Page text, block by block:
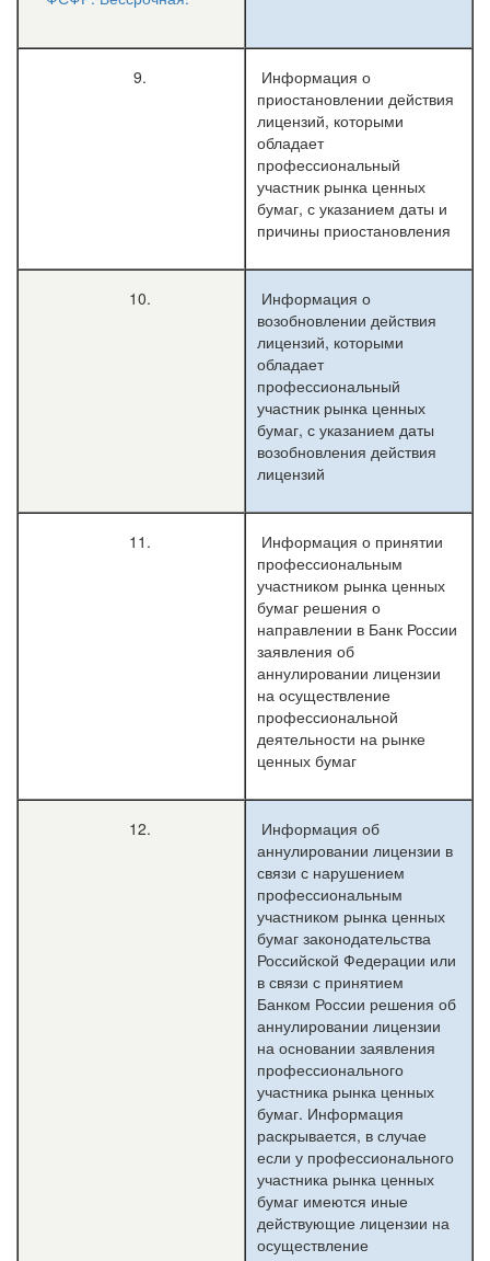
9.
Информация о
приостановлении действия
лицензий, которыми
обладает
профессиональный
участник рынка ценных
бумаг, с указанием даты и
причины приостановления
10.
Информация о
возобновлении действия
лицензий, которыми
обладает
профессиональный
участник рынка ценных
бумаг, с указанием даты
возобновления действия
лицензий
11.
Информация о принятии
профессиональным
участником рынка ценных
бумаг решения о
направлении в Банк России
заявления об
аннулировании лицензии
на осуществление
профессиональной
деятельности на рынке
ценных бумаг
12.
Информация об
аннулировании лицензии в
связи с нарушением
профессиональным
участником рынка ценных
бумаг законодательства
Российской Федерации или
в связи с принятием
Банком России решения об
аннулировании лицензии
на основании заявления
профессионального
участника рынка ценных
бумаг. Информация
раскрывается, в случае
если у профессионального
участника рынка ценных
бумаг имеются иные
действующие лицензии на
осуществление